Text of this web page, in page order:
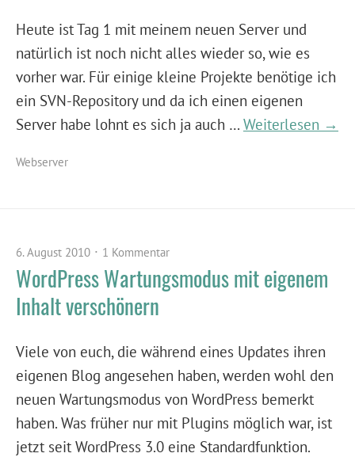
Heute ist Tag 1 mit meinem neuen Server und
natürlich ist noch nicht alles wieder so, wie es
vorher war. Für einige kleine Projekte benötige ich
ein SVN-Repository und da ich einen eigenen
Server habe lohnt es sich ja auch … Weiterlesen →
Webserver
6. August 2010 1 Kommentar
WordPress Wartungsmodus mit eigenem
Inhalt verschönern
Viele von euch, die während eines Updates ihren
eigenen Blog angesehen haben, werden wohl den
neuen Wartungsmodus von WordPress bemerkt
haben. Was früher nur mit Plugins möglich war, ist
jetzt seit WordPress 3.0 eine Standardfunktion.